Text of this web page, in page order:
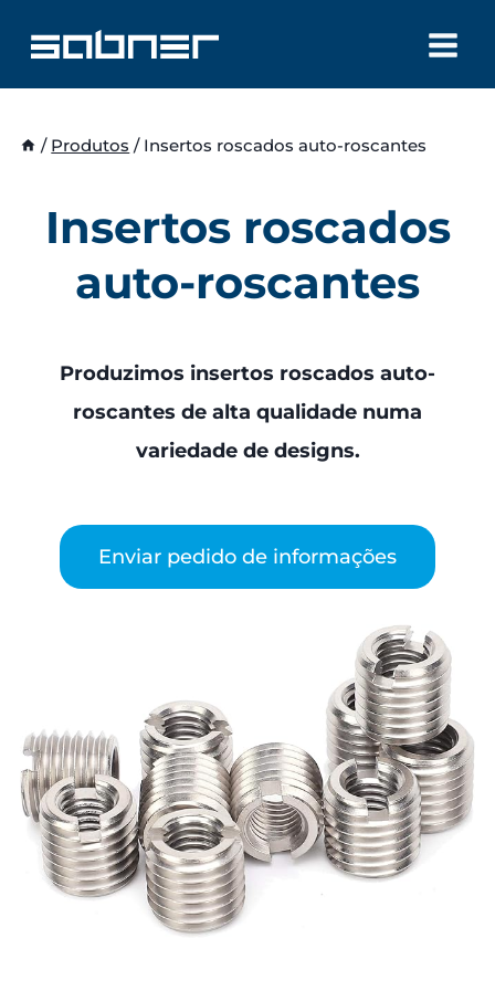
content
/ Produtos / Insertos roscados auto-roscantes
Insertos roscados
auto-roscantes
Produzimos insertos roscados auto-
roscantes de alta qualidade numa
variedade de designs.
Enviar pedido de informações